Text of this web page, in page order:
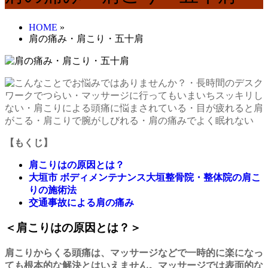
HOME »
肩の痛み・肩こり・五十肩
【もくじ】
肩こりはの原因とは？
大垣市 ボディメンテナンス大垣整骨院・整体院の肩こ
りの施術法
交通事故による肩の痛み
＜肩こりはの原因とは？＞
肩こりからくる頭痛は、マッサージなどで一時的に楽になっ
ても根本的な解決とはいえません。マッサージでは表面的な